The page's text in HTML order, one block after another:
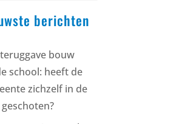
berichten
bouw
school: heeft de
zichzelf in de